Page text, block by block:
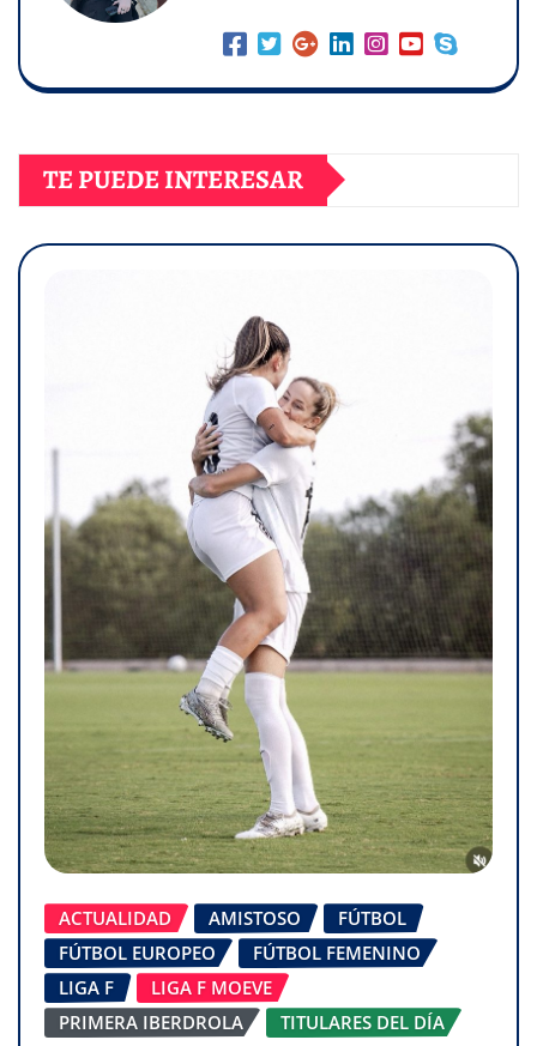
TE PUEDE INTERESAR
ACTUALIDAD AMISTOSO
FÚTBOL
FÚTBOL EUROPEO
FÚTBOL FEMENINO
LIGA F
LIGA F MOEVE
PRIMERA IBERDROLA
TITULARES DEL DÍA